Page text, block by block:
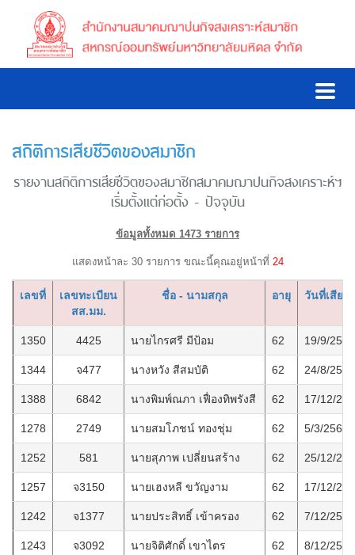
สถิติการเสียชีวิตของสมาชิก
รายงานสถิติการเสียชีวิตของสมาชิกสมาคมฌาปนกิจสงเคราะห์ฯ
เริ่มตั้งแต่ก่อตั้ง - ปัจจุบัน
ข้อมูลทั้งหมด 1473 รายการ
แสดงหน้าละ 30 รายการ ขณะนี้คุณอยู่หน้าที่ 24
เลขที่
เลขทะเบียน
สส.มม.
ชื่อ - นามสกุล อายุ วันที่เสียชี
1350 4425 นายไกรศรี มีป้อม 62 19/9/2568
1344 จ477 นางหวัง สีสมบัติ 62 24/8/2568
1388 6842 นางพิมพ์ณภา เฟื่องทิพรังสี 62 17/12/
1278 2749 นายสมโภชน์ ทองชุ่ม 62 5/3/2568
1252 581 นายสุภาพ เปลี่ยนสร้าง 62 25/12/
1257 จ3150 นายเฮงหลี ขวัญงาม 62 17/12/
1242 จ1377 นายประสิทธิ์ เข้าครอง 62 7/12/2567
1243 จ3092 นายจิติศักดิ์ เขาไตร 62 8/12/2567